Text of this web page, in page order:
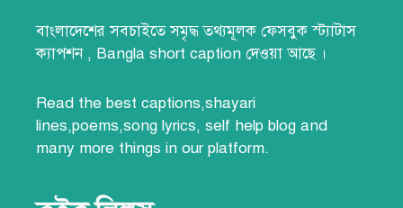
বাংলাদেশের সবচাইতে সমৃদ্ধ তথ্যমূলক ফেসবুক স্ট্যাটাস
ক্যাপশন, Bangla short caption দেওয়া আছে ।
Read the best captions,shayari
lines,poems,song lyrics, self help blog and
many more things in our platform.